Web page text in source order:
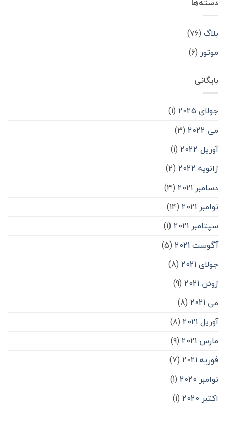
بلاگ (۷۶)
موتور (۶)
بایگانی
جولای 2025
(1)
می 2022
(3)
آوریل 2022
(1)
ژانویه 2022
(2)
دسامبر 2021
(3)
نوامبر 2021
(14)
سپتامبر 2021
(1)
آگوست 2021
(5)
جولای 2021
(8)
ژوئن 2021
(9)
می 2021
(8)
آوریل 2021
(8)
مارس 2021
(9)
فوریه 2021
(7)
نوامبر 2020
(1)
اکتبر 2020
(1)